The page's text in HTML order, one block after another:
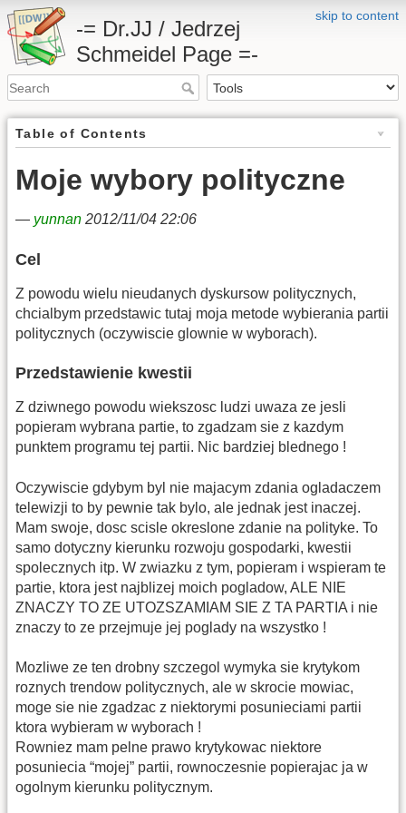
skip to content
-= Dr.JJ / Jedrzej
Schmeidel Page =-
Table of Contents
Moje wybory polityczne
— yunnan 2012/11/04 22:06
Cel
Z powodu wielu nieudanych dyskursow politycznych,
chcialbym przedstawic tutaj moja metode wybierania partii
politycznych (oczywiscie glownie w wyborach).
Przedstawienie kwestii
Z dziwnego powodu wiekszosc ludzi uwaza ze jesli
popieram wybrana partie, to zgadzam sie z kazdym
punktem programu tej partii. Nic bardziej blednego !
Oczywiscie gdybym byl nie majacym zdania ogladaczem
telewizji to by pewnie tak bylo, ale jednak jest inaczej.
Mam swoje, dosc scisle okreslone zdanie na polityke. To
samo dotyczny kierunku rozwoju gospodarki, kwestii
spolecznych itp. W zwiazku z tym, popieram i wspieram te
partie, ktora jest najblizej moich pogladow, ALE NIE
ZNACZY TO ZE UTOZSZAMIAM SIE Z TA PARTIA i nie
znaczy to ze przejmuje jej poglady na wszystko !
Mozliwe ze ten drobny szczegol wymyka sie krytykom
roznych trendow politycznych, ale w skrocie mowiac,
moge sie nie zgadzac z niektorymi posunieciami partii
ktora wybieram w wyborach !
Rowniez mam pelne prawo krytykowac niektore
posuniecia “mojej” partii, rownoczesnie popierajac ja w
ogolnym kierunku politycznym.